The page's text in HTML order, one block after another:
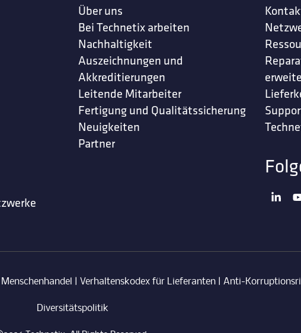
Über uns
Bei Technetix arbeiten
Nachhaltigkeit
Auszeichnungen und
Akkreditierungen
Leitende Mitarbeiter
Fertigung und Qualitätssicherung
Neuigkeiten
Partner
Verhaltenskodex für Lieferanten Anti-
Diversitätspolitik